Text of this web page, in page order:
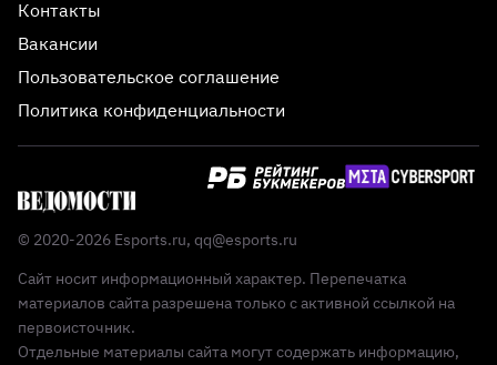
Контакты
Вакансии
Пользовательское соглашение
Политика конфиденциальности
© 2020-2026 Esports.ru, qq@esports.ru
Сайт носит информационный характер. Перепечатка
материалов сайта разрешена только с активной ссылкой на
первоисточник.
Отдельные материалы сайта могут содержать информацию,